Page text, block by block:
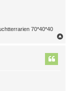
70*40*40